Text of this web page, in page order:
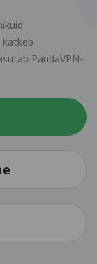
katkeb
PandaVPN-i